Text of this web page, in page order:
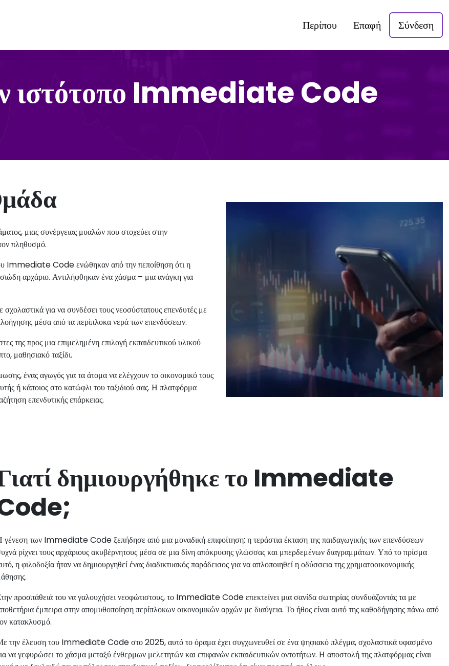
Περίπου Επαφή Σύνδεση
ιστότοπο Immediate Code
μιας συνέργειας μυαλών που στοχεύει στην
πληθυσμό.
Immediate Code ενώθηκαν από την πεποίθηση ότι η
αρχάριο. Αντιλήφθηκαν ένα χάσμα – μια ανάγκη για
για να συνδέσει τους νεοσύστατους επενδυτές με
μέσα από τα περίπλοκα νερά των επενδύσεων.
της προς μια επιμελημένη επιλογή εκπαιδευτικού υλικού
μαθησιακό ταξίδι.
ένας αγωγός για τα άτομα να ελέγχουν το οικονομικό τους
ή κάποιος στο κατώφλι του ταξιδιού σας. Η πλατφόρμα
επενδυτικής επάρκειας.
δημιουργήθηκε το Immediate
γένεση των Immediate Code ξεπήδησε από μια μοναδική επιφοίτηση: η τεράστια έκταση της παιδαγωγικής των επενδύσεων
ρίχνει τους αρχάριους ακυβέρνητους μέσα σε μια δίνη απόκρυφης γλώσσας και μπερδεμένων διαγραμμάτων. Υπό το πρίσμα
η φιλοδοξία ήταν να δημιουργηθεί ένας διαδικτυακός παράδεισος για να απλοποιηθεί η οδύσσεια της χρηματοοικονομικής
προσπάθειά του να γαλουχήσει νεοφώτιστους, το Immediate Code επεκτείνει μια σανίδα σωτηρίας συνδυάζοντάς τα με
έμπειρα στην απομυθοποίηση περίπλοκων οικονομικών αρχών με διαύγεια. Το ήθος είναι αυτό της καθοδήγησης πάνω από
κατακλυσμό.
την έλευση του Immediate Code στο 2025, αυτό το όραμα έχει συγχωνευθεί σε ένα ψηφιακό πλέγμα, σχολαστικά υφασμένο
να γεφυρώσει το χάσμα μεταξύ ένθερμων μελετητών και επιφανών εκπαιδευτικών οντοτήτων. Η αποστολή της πλατφόρμας είναι